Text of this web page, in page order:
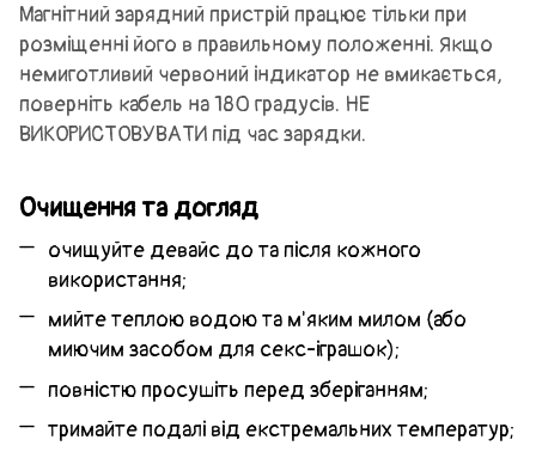
Mагнітний зарядний пристрій працює тільки при
розміщенні його в правильному положенні. Якщо
немиготливий червоний індикатор не вмикається,
поверніть кабель на 180 градусів. НЕ
ВИКОРИСТОВУВАТИ під час зарядки.
Очищення та догляд
очищуйте девайс до та після кожного
використання;
мийте теплою водою та м'яким милом (або
миючим засобом для секс-іграшок);
повністю просушіть перед зберіганням;
тримайте подалі від екстремальних температур;